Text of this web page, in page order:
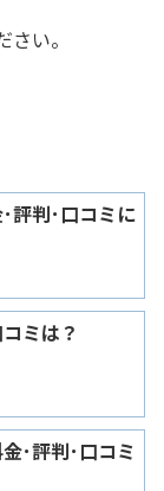
い。
評判･口コミに
ミは？
･評判･口コミ